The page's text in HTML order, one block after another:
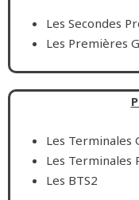
Les Secondes
Les Premières
Les Terminales
Les Terminales
Les BTS2